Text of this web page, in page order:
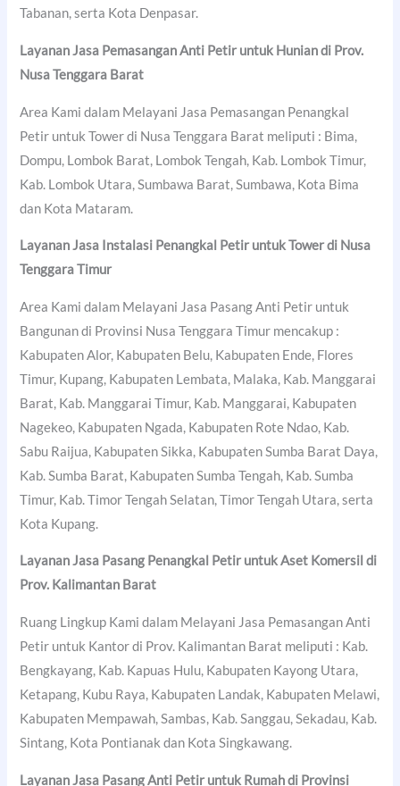
Tabanan, serta Kota Denpasar.
Layanan Jasa Pemasangan Anti Petir untuk Hunian di Prov.
Nusa Tenggara Barat
Area Kami dalam Melayani Jasa Pemasangan Penangkal
Petir untuk Tower di Nusa Tenggara Barat meliputi : Bima,
Dompu, Lombok Barat, Lombok Tengah, Kab. Lombok Timur,
Kab. Lombok Utara, Sumbawa Barat, Sumbawa, Kota Bima
dan Kota Mataram.
Layanan Jasa Instalasi Penangkal Petir untuk Tower di Nusa
Tenggara Timur
Area Kami dalam Melayani Jasa Pasang Anti Petir untuk
Bangunan di Provinsi Nusa Tenggara Timur mencakup :
Kabupaten Alor, Kabupaten Belu, Kabupaten Ende, Flores
Timur, Kupang, Kabupaten Lembata, Malaka, Kab. Manggarai
Barat, Kab. Manggarai Timur, Kab. Manggarai, Kabupaten
Nagekeo, Kabupaten Ngada, Kabupaten Rote Ndao, Kab.
Sabu Raijua, Kabupaten Sikka, Kabupaten Sumba Barat Daya,
Kab. Sumba Barat, Kabupaten Sumba Tengah, Kab. Sumba
Timur, Kab. Timor Tengah Selatan, Timor Tengah Utara, serta
Kota Kupang.
Layanan Jasa Pasang Penangkal Petir untuk Aset Komersil di
Prov. Kalimantan Barat
Ruang Lingkup Kami dalam Melayani Jasa Pemasangan Anti
Petir untuk Kantor di Prov. Kalimantan Barat meliputi : Kab.
Bengkayang, Kab. Kapuas Hulu, Kabupaten Kayong Utara,
Ketapang, Kubu Raya, Kabupaten Landak, Kabupaten Melawi,
Kabupaten Mempawah, Sambas, Kab. Sanggau, Sekadau, Kab.
Sintang, Kota Pontianak dan Kota Singkawang.
Layanan Jasa Pasang Anti Petir untuk Rumah di Provinsi